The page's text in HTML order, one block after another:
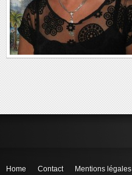
Home Contact Mentions légales